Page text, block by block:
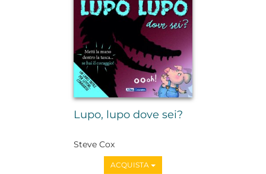
Lupo, lupo dove sei?
Steve Cox
ACQUISTA